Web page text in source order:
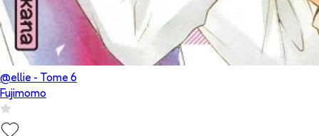
@ellie - Tome 6
Fujimomo